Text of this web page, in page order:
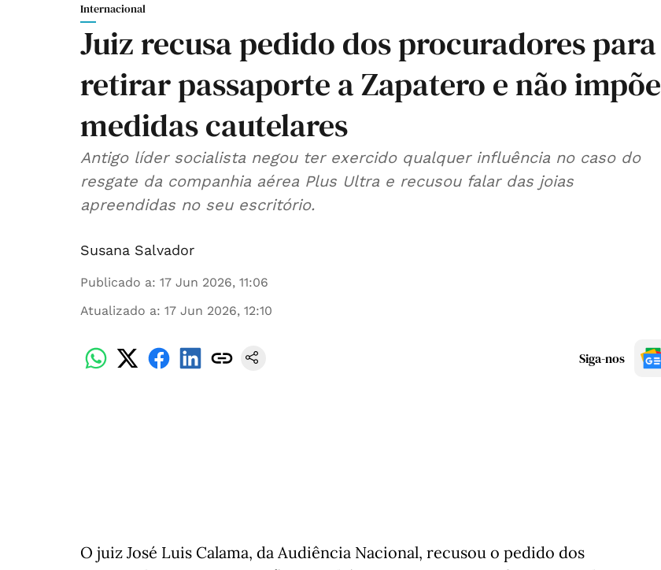
Internacional
Juiz recusa pedido dos procuradores para
retirar passaporte a Zapatero e não impõe
medidas cautelares
Antigo líder socialista negou ter exercido qualquer influência no caso do
resgate da companhia aérea Plus Ultra e recusou falar das joias
apreendidas no seu escritório.
Susana Salvador
Publicado a: 17 Jun 2026, 11:06
Atualizado a: 17 Jun 2026, 12:10
Siga-nos
O juiz José Luis Calama, da Audiência Nacional, recusou o pedido dos